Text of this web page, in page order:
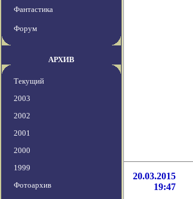
Фантастика
Форум
АРХИВ
Текущий
2003
2002
2001
2000
1999
Фотоархив
20.03.2015
19:47